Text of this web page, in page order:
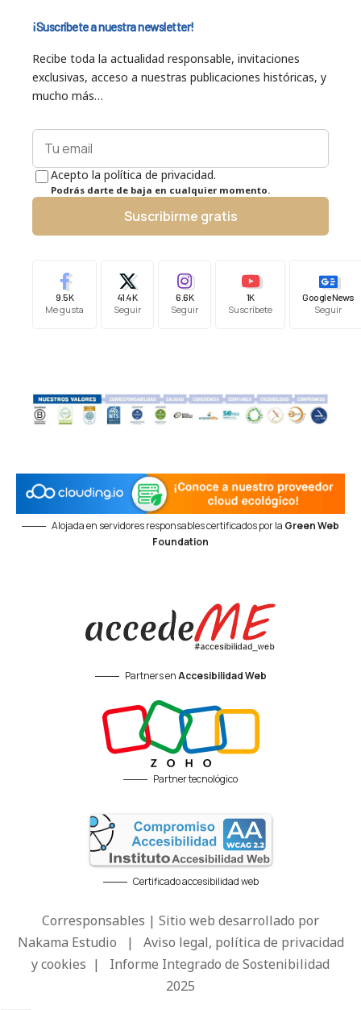
¡Suscríbete a nuestra newsletter!
Recibe toda la actualidad responsable, invitaciones
exclusivas, acceso a nuestras publicaciones históricas, y
mucho más…
Acepto la política de privacidad.
Podrás darte de baja en cualquier momento.
Suscribirme gratis
9.5K
Me gusta
41.4K
Seguir
6.6K
Seguir
1K
Suscríbete
Google News
Seguir
Alojada en servidores responsables certificados por la Green Web
Foundation
Partners enAccesibilidad Web
Partner tecnológico
Certificado accesibilidad web
Corresponsables | Sitio web desarrollado por
Nakama Estudio | Aviso legal, política de privacidad
y cookies | Informe Integrado de Sostenibilidad
2025